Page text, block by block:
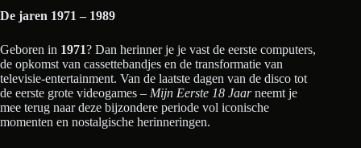
De jaren 1971 – 1989
Geboren in 1971? Dan herinner je je vast de eerste computers,
de opkomst van cassettebandjes en de transformatie van
televisie-entertainment. Van de laatste dagen van de disco tot
de eerste grote videogames – Mijn Eerste 18 Jaarneemt je
mee terug naar deze bijzondere periode vol iconische
momenten en nostalgische herinneringen.